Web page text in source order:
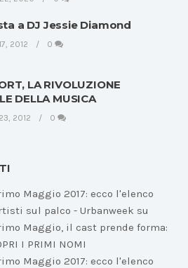
a DJ Jessie Diamond
2012 0
LA RIVOLUZIONE
DELLA MUSICA
2012 0
Maggio 2017: ecco l'elenco
sul palco - Urbanweek su
Maggio, il cast prende forma:
I PRIMI NOMI
Maggio 2017: ecco l'elenco